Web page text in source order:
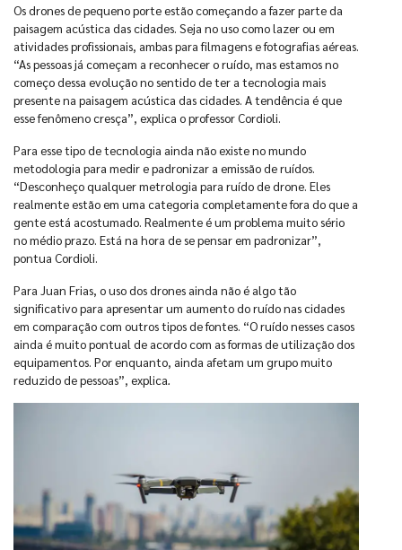
Os drones de pequeno porte estão começando a fazer parte da
paisagem acústica das cidades. Seja no uso como lazer ou em
atividades profissionais, ambas para filmagens e fotografias aéreas.
“As pessoas já começam a reconhecer o ruído, mas estamos no
começo dessa evolução no sentido de ter a tecnologia mais
presente na paisagem acústica das cidades. A tendência é que
esse fenômeno cresça”, explica o professor Cordioli.
Para esse tipo de tecnologia ainda não existe no mundo
metodologia para medir e padronizar a emissão de ruídos.
“Desconheço qualquer metrologia para ruído de drone. Eles
realmente estão em uma categoria completamente fora do que a
gente está acostumado. Realmente é um problema muito sério
no médio prazo. Está na hora de se pensar em padronizar”,
pontua Cordioli.
Para Juan Frias, o uso dos drones ainda não é algo tão
significativo para apresentar um aumento do ruído nas cidades
em comparação com outros tipos de fontes. “O ruído nesses casos
ainda é muito pontual de acordo com as formas de utilização dos
equipamentos. Por enquanto, ainda afetam um grupo muito
reduzido de pessoas”, explica